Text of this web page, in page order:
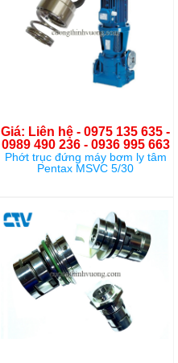
Giá: Liên hệ - 0975 135 635 -
0989 490 236 - 0936 995 663
Phớt trục đứng máy bơm ly tâm
Pentax MSVC 5/30